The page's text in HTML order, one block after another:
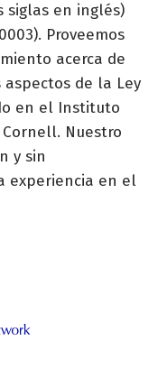
siglas en inglés)
Proveemos
acerca de
de la Ley
en el Instituto
Nuestro
y sin
experiencia en el